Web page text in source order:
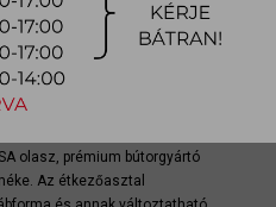
olasz, prémium bútorgyártó
Az étkezőasztal